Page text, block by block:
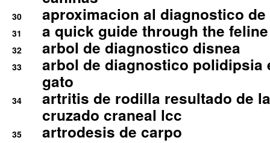
30 aproximacion al diagnostico
31 a quick guide through the
32 arbol de diagnostico disnea
33
arbol de diagnostico polidipsia
gato
34
artritis de rodilla resultado de
cruzado craneal lcc
35 artrodesis de carpo